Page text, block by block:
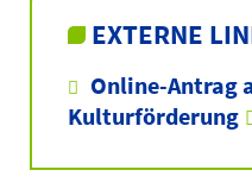
EXTERNE
Online-Antrag
Kulturförderung